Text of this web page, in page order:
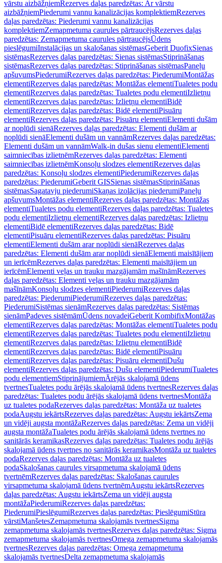
vārstu aizbāžņiemRezerves daļas paredzētas: Ar vārstu
aizbāžņiemPiederumi vannu kanalizācijas komplektiemRezerves
daļas paredzētas: Piederumi vannu kanalizācijas
komplektiemZemapmetuma caurules pārtraucējsRezerves daļas
paredzētas: Zemapmetuma caurules pārtraucējsŪdens
pieslēgumiInstalācijas un skalošanas sistēmasGeberit DuofixSienas
sistēmasRezerves daļas paredzētas: Sienas sistēmasStiprināšanas
sistēmasRezerves daļas paredzētas: Stiprināšanas sistēmasPaneļu
apšuvumsPiederumiRezerves daļas paredzētas: PiederumiMontāžas
elementiRezerves daļas paredzētas: Montāžas elementiTualetes podu
elementiRezerves daļas paredzētas: Tualetes podu elementiIzlietņu
elementiRezerves daļas paredzētas: Izlietņu elementiBidē
elementiRezerves daļas paredzētas: Bidē elementiPisuāru
elementiRezerves daļas paredzētas: Pisuāru elementiElementi dušām
ar noplūdi sienāRezerves daļas paredzētas: Elementi dušām ar
noplūdi sienāElementi dušām un vannāmRezerves daļas paredzētas:
Elementi dušām un vannāmWalk-in dušas sienu elementiElementi
saimniecības izlietnēmRezerves daļas paredzētas: Elementi
saimniecības izlietnēmKonsoļu slodzes elementiRezerves daļas
paredzētas: Konsoļu slodzes elementiPiederumiRezerves daļas
paredzētas: PiederumiGeberit GISSienas sistēmasStiprināšanas
sistēmasSagatavju piederumiSkaņas izolācijas piederumiPaneļu
apšuvumsMontāžas elementiRezerves daļas paredzētas: Montāžas
elementiTualetes podu elementiRezerves daļas paredzētas: Tualetes
podu elementiIzlietņu elementiRezerves daļas paredzētas: Izlietņu
elementiBidē elementiRezerves daļas paredzētas: Bidē
elementiPisuāru elementiRezerves daļas paredzētas: Pisuāru
elementiElementi dušām arar noplūdi sienāRezerves daļas
paredzētas: Elementi dušām arar noplūdi sienāElementi maisītājiem
un ierīcēmRezerves daļas paredzētas: Elementi maisītājiem un
ierīcēmElementi veļas un trauku mazgājamām mašīnāmRezerves
daļas paredzētas: Elementi veļas un trauku mazgājamām
mašīnāmKonsoļu slodzes elementiPiederumiRezerves daļas
paredzētas: PiederumiPiederumiRezerves daļas paredzētas:
PiederumiSistēmas sienāmRezerves daļas paredzētas: Sistēmas
sienāmPadeves sistēmāmŪdens novadeiGeberit KombifixMontāžas
elementiRezerves daļas paredzētas: Montāžas elementiTualetes podu
elementiRezerves daļas paredzētas: Tualetes podu elementiIzlietņu
elementiRezerves daļas paredzētas: Izlietņu elementiBidē
elementiRezerves daļas paredzētas: Bidē elementiPisuāru
elementiRezerves daļas paredzētas: Pisuāru elementiDušu
elementiRezerves daļas paredzētas: Dušu elementiPiederumiTualetes
podu elementiemStiprinājumiemĀrējās skalojamā ūdens
tvertnesTualetes podu ārējās skalojamā ūdens tvertnesRezerves daļas
paredzētas: Tualetes podu ārējās skalojamā ūdens tvertnesMontāža
uz tualetes podaRezerves daļas paredzētas: Montāža uz tualetes
podaAugstu iekārtsRezerves daļas paredzētas: Augstu iekārtsZema
un vidēji augsta montāžaRezerves daļas paredzētas: Zema un vidēji
augsta montāžaTualetes podu ārējās skalojamā ūdens tvertnes no
sanitārās keramikasRezerves daļas paredzētas: Tualetes podu ārējās
skalojamā ūdens tvertnes no sanitārās keramikasMontāža uz tualetes
podaRezerves daļas paredzētas: Montāža uz tualetes
podaSkalošanas caurules virsapmetuma skalojamā ūdens
tvertnēmRezerves daļas paredzētas: Skalošanas caurules
virsapmetuma skalojamā ūdens tvertnēmAugstu iekārtsRezerves
daļas paredzētas: Augstu iekārtsZema un vidēji augsta
montāžaPiederumiRezerves daļas paredzētas:
PiederumiPieslēgumiRezerves daļas paredzētas: PieslēgumiStūra
vārstiManšetesZemapmetuma skalojamās tvertnesSigma
zemapmetuma skalojamās tvertnesRezerves daļas paredzētas: Sigma
zemapmetuma skalojamās tvertnesOmega zemapmetuma skalojamās
tvertnesRezerves daļas paredzētas: Omega zemapmetuma
skalojamās tvertnesDelta zemapmetuma skalojamās